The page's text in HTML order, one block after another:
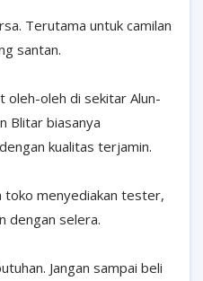
Terutama untuk camilan
santan.
oleh-oleh di sekitar Alun-
Blitar biasanya
kualitas terjamin.
toko menyediakan tester,
dengan selera.
Jangan sampai beli